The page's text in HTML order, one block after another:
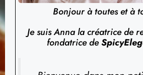
Bonjour à toutes et à
Je suis Anna la créatrice de
fondatrice de